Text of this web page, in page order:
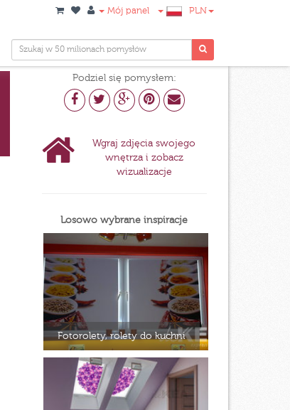
Mój panel PLN
Podziel się pomysłem:
Wgraj zdjęcia swojego
wnętrza i zobacz
wizualizacje
Losowo wybrane inspiracje
Fotorolety, rolety do kuchni